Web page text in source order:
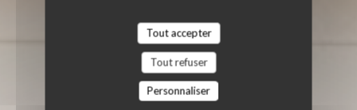
Tout accepter
Tout refuser
Personnaliser